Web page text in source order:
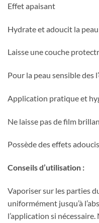
Effet apaisant
Hydrate et adoucit la peau
Laisse une couche
Pour la peau sensible des
Application pratique et
Ne laisse pas de film
Possède des effets
Conseils d’utilisation :
Vaporiser sur les parties
uniformément jusqu’à
l’application si